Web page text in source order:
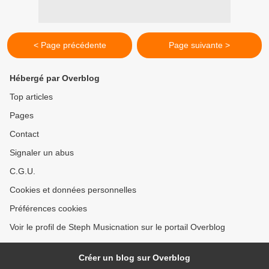
< Page précédente Page suivante >
Hébergé par Overblog
Top articles
Pages
Contact
Signaler un abus
C.G.U.
Cookies et données personnelles
Préférences cookies
Voir le profil de Steph Musicnation sur le portail Overblog
Créer un blog sur Overblog